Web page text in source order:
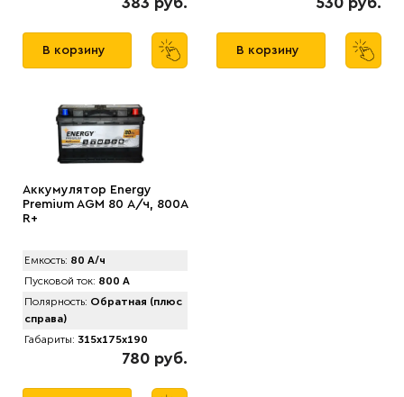
В корзину В корзину
Аккумулятор Energy
Premium AGM 80 А/ч, 800A
R+
Емкость: 80 А/ч
Пусковой ток: 800 А
Полярность: Обратная (плюс
справа)
Габариты: 315x175x190
780 руб.